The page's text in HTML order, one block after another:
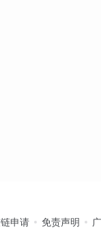
申请 免责声明